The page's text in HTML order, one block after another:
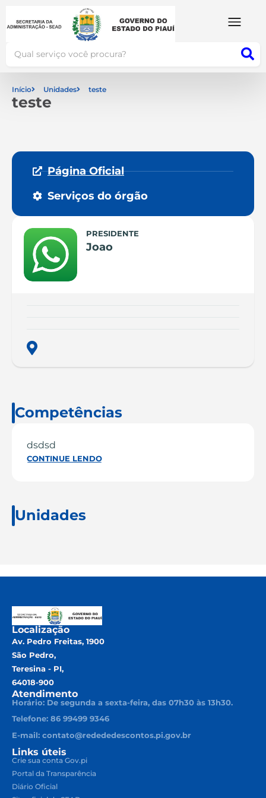
Início Unidades teste
teste
Página Oficial
Serviços do órgão
PRESIDENTE
Joao
Competências
dsdsd
CONTINUE LENDO
Unidades
Localização
Av. Pedro Freitas, 1900
São Pedro,
Teresina - PI,
64018-900
Atendimento
Horário: De segunda a sexta-feira, das 07h30 às 13h30.
Telefone: 86 99499 9346
E-mail: contato@redededescontos.pi.gov.br
Links úteis
Crie sua conta Gov.pi
Portal da Transparência
Diário Oficial